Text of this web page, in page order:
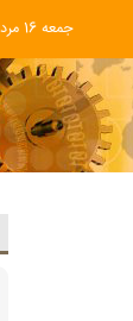
جمعه 16 مرداد 1405